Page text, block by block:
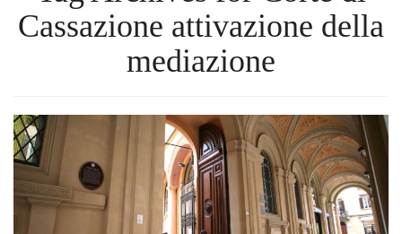
Cassazione attivazione della
mediazione